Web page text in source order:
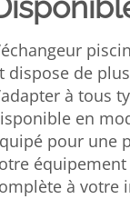
dispose de
à tous
en
pour une
à votre